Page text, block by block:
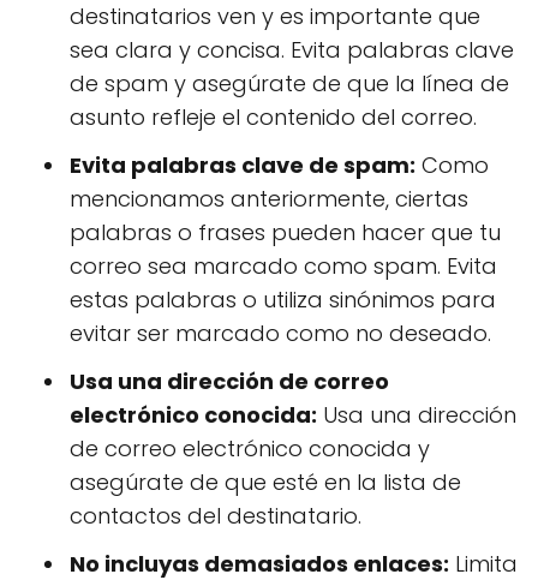
destinatarios ven y es importante que
sea clara y concisa. Evita palabras clave
de spam y asegúrate de que la línea de
asunto refleje el contenido del correo.
Evita palabras clave de spam: Como
mencionamos anteriormente, ciertas
palabras o frases pueden hacer que tu
correo sea marcado como spam. Evita
estas palabras o utiliza sinónimos para
evitar ser marcado como no deseado.
Usa una dirección de correo
electrónico conocida: Usa una dirección
de correo electrónico conocida y
asegúrate de que esté en la lista de
contactos del destinatario.
No incluyas demasiados enlaces: Limita